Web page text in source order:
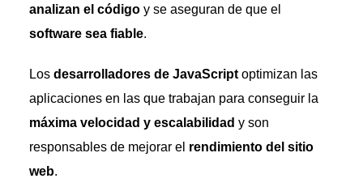
analizan el códigoy se aseguran de que el
software sea fiable.
Los desarrolladores de JavaScriptoptimizan las
aplicaciones en las que trabajan para conseguir la
máxima velocidad y escalabilidad y son
responsables de mejorar el rendimiento del sitio
web.